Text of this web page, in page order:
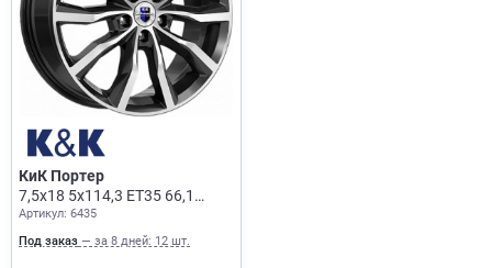
КиК Портер
7,5x18 5x114,3 ET35 66,1
Алмаз Черный
Артикул: 6435
Под заказ — за 8 дней: 12 шт.